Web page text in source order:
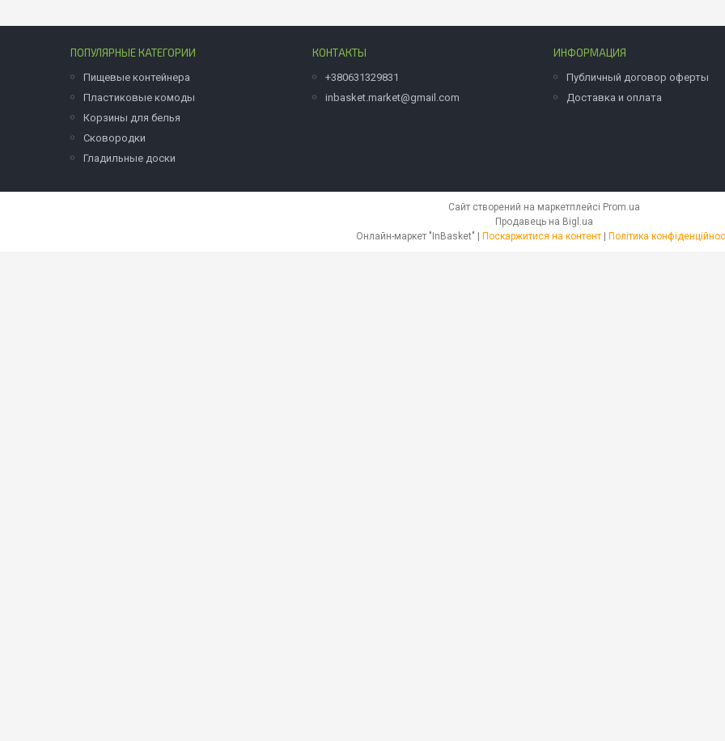
ПОПУЛЯРНЫЕ КАТЕГОРИИ
Пищевые контейнера
Пластиковые комоды
Корзины для белья
Сковородки
Гладильные доски
КОНТАКТЫ
+380631329831
inbasket.market@gmail.com
ИНФОРМАЦИЯ
Публичный договор оферты
Доставка и оплата
Сайт створений на маркетплейсі Prom.ua
Продавець на Bigl.ua
Поскаржитися на контент Політика